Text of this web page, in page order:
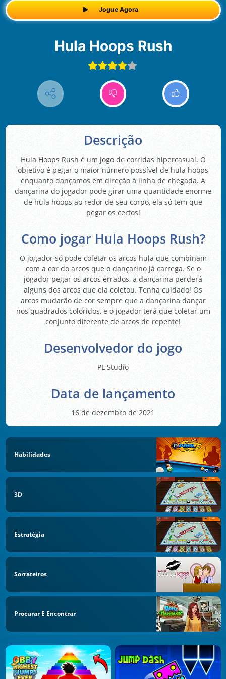
Jogue Agora
Hula Hoops Rush
Descrição
Hula Hoops Rush é um jogo de corridas hipercasual. O
objetivo é pegar o maior número possível de hula hoops
enquanto dançamos em direção à linha de chegada. A
dançarina do jogador pode girar uma quantidade enorme
de hula hoops ao redor de seu corpo, ela só tem que
pegar os certos!
Como jogar Hula Hoops Rush?
O jogador só pode coletar os arcos hula que combinam
com a cor do arcos que o dançarino já carrega. Se o
jogador pegar os arcos errados, a dançarina perderá
alguns dos arcos que ela coletou. Tenha cuidado! Os
arcos mudarão de cor sempre que a dançarina dançar
nos quadrados coloridos, e o jogador terá que coletar um
conjunto diferente de arcos de repente!
Desenvolvedor do jogo
PL Studio
Data de lançamento
16 de dezembro de 2021
Habilidades
3D
Estratégia
Sorrateiros
Procurar E Encontrar